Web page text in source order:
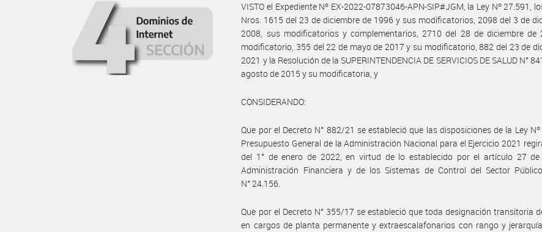
VISTO el Expediente Nº EX-2022-07873046-APN-SIP#JGM, la Ley Nº 27.591,
Nros. 1615 del 23 de diciembre de 1996 y sus modificatorios, 2098 del 3 de
2008, sus modificatorios y complementarios, 2710 del 28 de diciembre de
modificatorio, 355 del 22 de mayo de 2017 y su modificatorio, 882 del 23 de
2021 y la Resolución de la SUPERINTENDENCIA DE SERVICIOS DE SALUD N°
agosto de 2015 y su modificatoria, y
CONSIDERANDO:
Que por el Decreto N° 882/21 se estableció que las disposiciones de la Ley
Presupuesto General de la Administración Nacional para el Ejercicio 2021
del 1° de enero de 2022, en virtud de lo establecido por el artículo 27
Administración Financiera y de los Sistemas de Control del Sector
N° 24.156.
Que por el Decreto N° 355/17 se estableció que toda designación transitoria
en cargos de planta permanente y extraescalafonarios con rango y